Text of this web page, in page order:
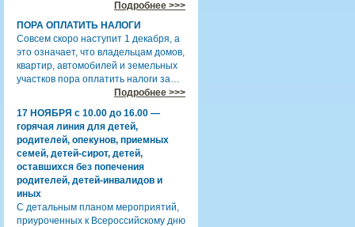
Подробнее >>>
ПОРА ОПЛАТИТЬ НАЛОГИ
Совсем скоро наступит 1 декабря, а
это означает, что владельцам домов,
квартир, автомобилей и земельных
участков пора оплатить налоги за…
Подробнее >>>
17 НОЯБРЯ с 10.00 до 16.00 —
горячая линия для детей,
родителей, опекунов, приемных
семей, детей-сирот, детей,
оставшихся без попечения
родителей, детей-инвалидов и
иных
С детальным планом мероприятий,
приуроченных к Всероссийскому дню